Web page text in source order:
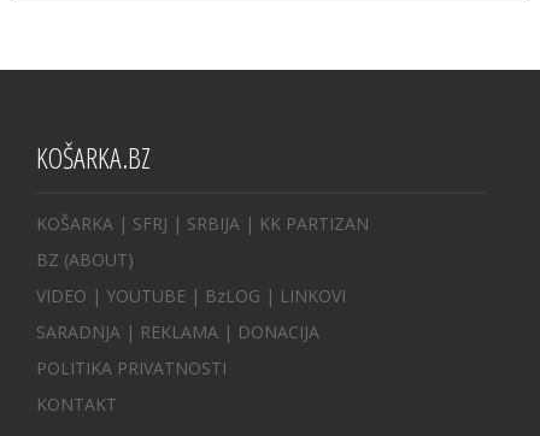
KOŠARKA.BZ
KOŠARKA | SFRJ | SRBIJA | KK PARTIZAN
BZ (ABOUT)
VIDEO | YOUTUBE | BzLOG | LINKOVI
SARADNJA | REKLAMA | DONACIJA
POLITIKA PRIVATNOSTI
KONTAKT